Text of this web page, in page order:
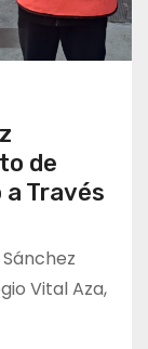
de
Través
Vital Aza,